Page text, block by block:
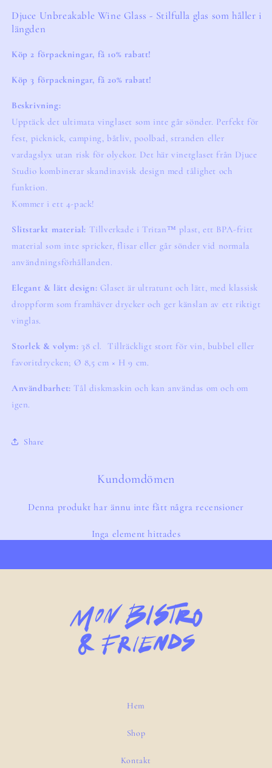
Djuce Unbreakable Wine Glass - Stilfulla glas som håller i
längden
Köp 2 förpackningar, få 10% rabatt!
Köp 3 förpackningar, få 20% rabatt!
Beskrivning:
Upptäck det ultimata vinglaset som inte går sönder. Perfekt för
fest, picknick, camping, båtliv, poolbad, stranden eller
vardagslyx utan risk för olyckor. Det här vinetglaset från Djuce
Studio kombinerar skandinavisk design med tålighet och
funktion.
Kommer i ett 4-pack!
Slitstarkt material: Tillverkade i Tritan™ plast, ett BPA-fritt
material som inte spricker, flisar eller går sönder vid normala
användningsförhållanden.
Elegant & lätt design: Glaset är ultratunt och lätt, med klassisk
droppform som framhäver drycker och ger känslan av ett riktigt
vinglas.
Storlek & volym: 38 cl. Tillräckligt stort för vin, bubbel eller
favoritdrycken; Ø 8,5 cm × H 9 cm.
Användbarhet: Tål diskmaskin och kan användas om och om
igen.
Share
Kundomdömen
Denna produkt har ännu inte fått några recensioner
Inga element hittades
Hem
Shop
Kontakt